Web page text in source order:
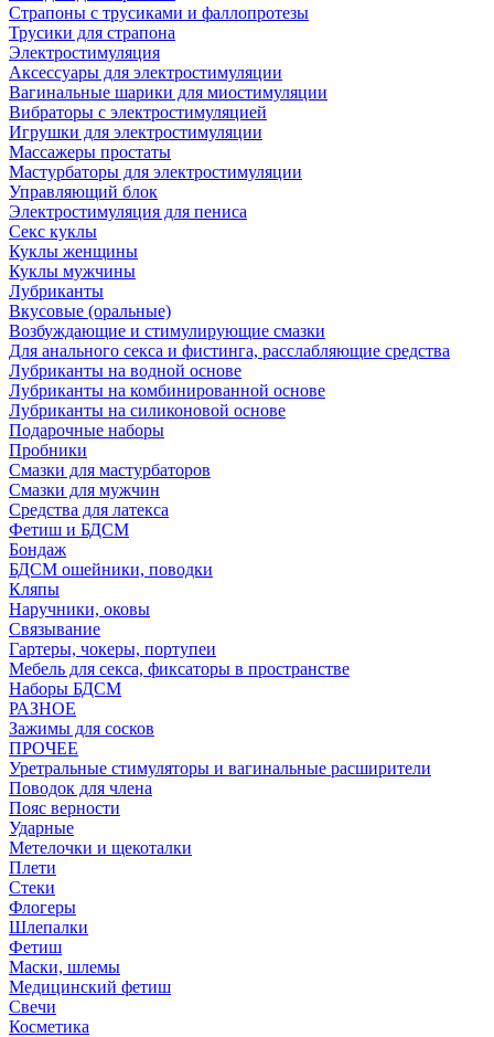
Страпоны с трусиками и фаллопротезы
Трусики для страпона
Электростимуляция
Аксессуары для электростимуляции
Вагинальные шарики для миостимуляции
Вибраторы с электростимуляцией
Игрушки для электростимуляции
Массажеры простаты
Мастурбаторы для электростимуляции
Управляющий блок
Электростимуляция для пениса
Секс куклы
Куклы женщины
Куклы мужчины
Лубриканты
Вкусовые (оральные)
Возбуждающие и стимулирующие смазки
Для анального секса и фистинга, расслабляющие средства
Лубриканты на водной основе
Лубриканты на комбинированной основе
Лубриканты на силиконовой основе
Подарочные наборы
Пробники
Смазки для мастурбаторов
Смазки для мужчин
Средства для латекса
Фетиш и БДСМ
Бондаж
БДСМ ошейники, поводки
Кляпы
Наручники, оковы
Связывание
Гартеры, чокеры, портупеи
Мебель для секса, фиксаторы в пространстве
Наборы БДСМ
РАЗНОЕ
Зажимы для сосков
ПРОЧЕЕ
Уретральные стимуляторы и вагинальные расширители
Поводок для члена
Пояс верности
Ударные
Метелочки и щекоталки
Плети
Стеки
Флогеры
Шлепалки
Фетиш
Маски, шлемы
Медицинский фетиш
Свечи
Косметика